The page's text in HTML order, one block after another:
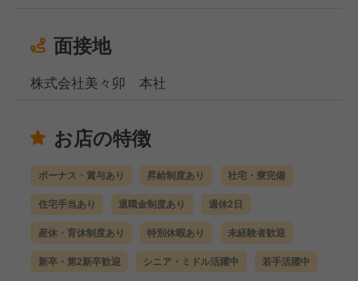
面接地
株式会社美々卯 本社
お店の特徴
ボーナス・賞与あり 昇給制度あり 社宅・寮完備
住宅手当あり 退職金制度あり 週休2日
産休・育休制度あり 特別休暇あり 未経験者歓迎
新卒・第2新卒歓迎 シニア・ミドル活躍中 若手活躍中